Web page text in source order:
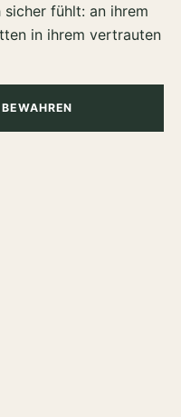
fühlt: an ihrem
in ihrem vertrauten